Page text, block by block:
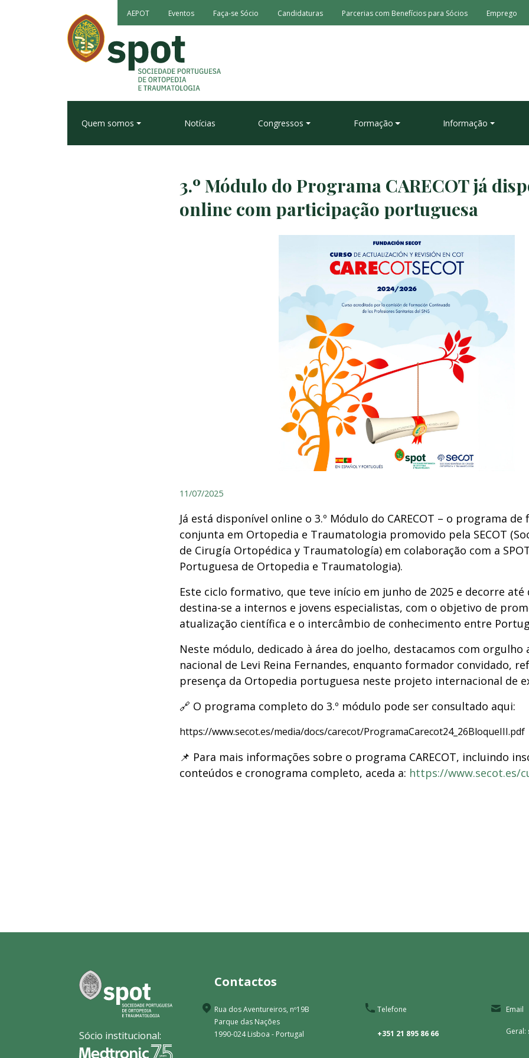
AEPOT Eventos Faça-se Sócio Candidaturas Parcerias com Benefícios para Sócios Emprego
Quem somos Notícias Congressos Formação Informação
3.º Módulo do Programa CARECOT já
online com participação portuguesa
11/07/2025
Já está disponível online o 3.º Módulo do CARECOT – o programa de
conjunta em Ortopedia e Traumatologia promovido pela SECOT
de Cirugía Ortopédica y Traumatología) em colaboração com a
Portuguesa de Ortopedia e Traumatologia).
Este ciclo formativo, que teve início em junho de 2025 e decorre até
destina-se a internos e jovens especialistas, com o objetivo de
atualização científica e o intercâmbio de conhecimento entre
Neste módulo, dedicado à área do joelho, destacamos com orgulho
nacional de Levi Reina Fernandes, enquanto formador convidado,
presença da Ortopedia portuguesa neste projeto internacional de
🔗 O programa completo do 3.º módulo pode ser consultado aqui:
https://www.secot.es/media/docs/carecot/ProgramaCarecot24_26BloqueIII.pdf
📌 Para mais informações sobre o programa CARECOT, incluindo
conteúdos e cronograma completo, aceda a: https://www.secot.es/
Sócio institucional:
Contactos
Rua dos Aventureiros, nº19B
Parque das Nações
1990-024 Lisboa - Portugal
Telefone
+351 21 895 86 66
Email
Geral: